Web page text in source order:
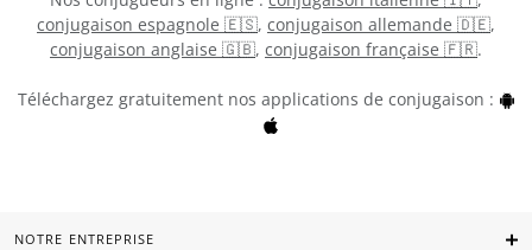
conjugaison espagnole 🇪🇸, conjugaison allemande 🇩🇪,
conjugaison anglaise 🇬🇧, conjugaison française 🇫🇷.
Téléchargez gratuitement nos applications de conjugaison :
NOTRE ENTREPRISE